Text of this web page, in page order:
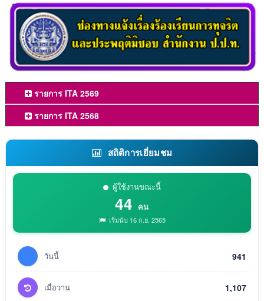
รายการ ITA 2569
รายการ ITA 2568
สถิติการเยี่ยมชม
ผู้ใช้งานขณะนี้
44 คน
เริ่มนับ 16 ก.ย. 2565
วันนี้ 941
เมื่อวาน 1,107